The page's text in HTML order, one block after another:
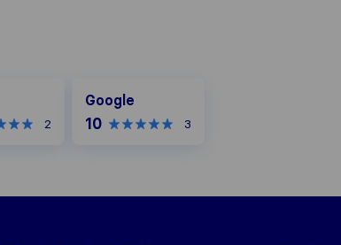
2
Google
10 3